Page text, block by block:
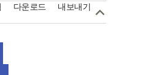
다운로드 내보내기